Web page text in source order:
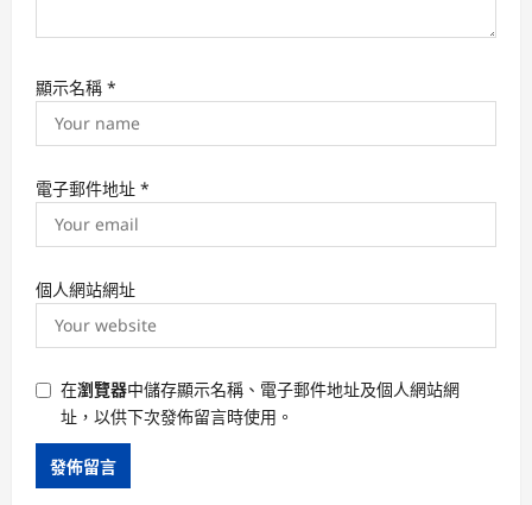
顯示名稱 *
電子郵件地址 *
個人網站網址
在瀏覽器中儲存顯示名稱、電子郵件地址及個人網站網
址，以供下次發佈留言時使用。